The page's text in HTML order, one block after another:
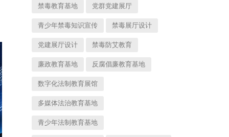
禁毒教育基地 党群党建展厅
青少年禁毒知识宣传 禁毒展厅设计
党建展厅设计 禁毒防艾教育
廉政教育基地 反腐倡廉教育基地
数字化法制教育展馆
多媒体法治教育基地
青少年法制教育基地